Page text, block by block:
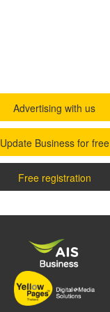
Advertising with us
Update Business for free
Free registration